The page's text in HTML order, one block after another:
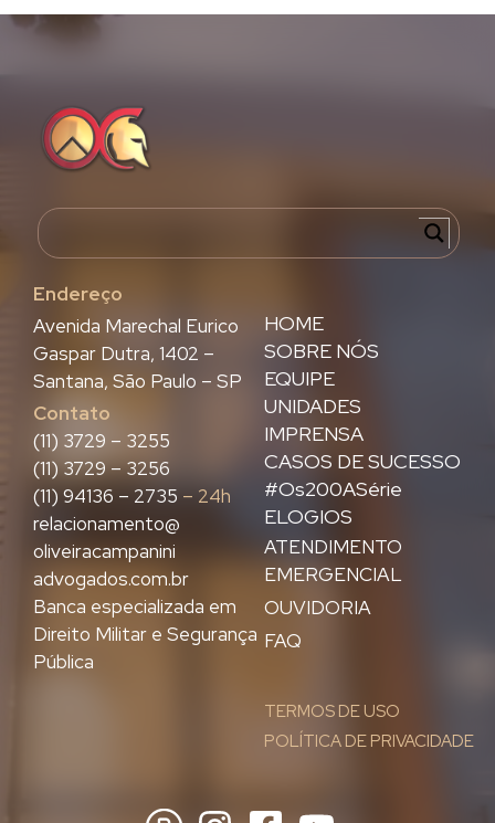
Endereço
HOME
SOBRE NÓS
EQUIPE
UNIDADES
IMPRENSA
CASOS DE SUCESSO
#Os200ASérie
ELOGIOS
ATENDIMENTO
EMERGENCIAL
OUVIDORIA
FAQ
TERMOS DE USO
POLÍTICA DE PRIVACIDADE
Avenida Marechal Eurico
Gaspar Dutra, 1402 –
Santana, São Paulo – SP
Contato
(11) 3729 – 3255
(11) 3729 – 3256
(11) 94136 – 2735 – 24h
relacionamento@
oliveiracampanini
advogados.com.br
Banca especializada em
Direito Militar e Segurança
Pública